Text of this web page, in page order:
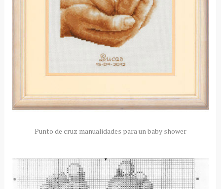
Punto de cruz manualidades para un baby shower